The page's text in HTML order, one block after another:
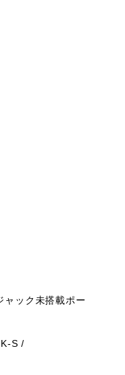
ック未搭載ポー
S /